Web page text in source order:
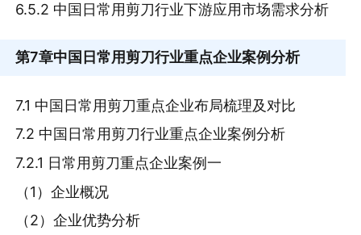
6.5.2 中国日常用剪刀行业下游应用市场需求分析
第7章中国日常用剪刀行业重点企业案例分析
7.1 中国日常用剪刀重点企业布局梳理及对比
7.2 中国日常用剪刀行业重点企业案例分析
7.2.1 日常用剪刀重点企业案例一
（1）企业概况
（2）企业优势分析